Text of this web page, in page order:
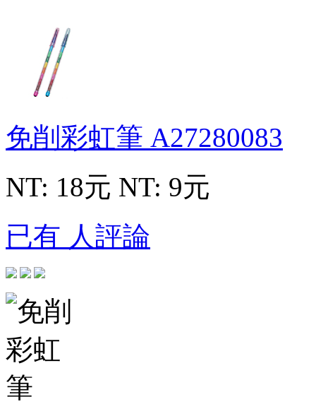
免削彩虹筆 A27280083
NT: 18元 NT: 9元
已有 人評論